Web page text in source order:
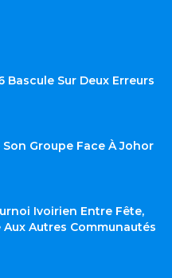
Bascule Sur Deux Erreurs
Groupe Face À Johor
Ivoirien Entre Fête,
Autres Communautés